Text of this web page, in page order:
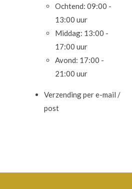
Ochtend: 09:00 -
13:00 uur
Middag: 13:00 -
17:00 uur
Avond: 17:00 -
21:00 uur
Verzending per e-mail /
post